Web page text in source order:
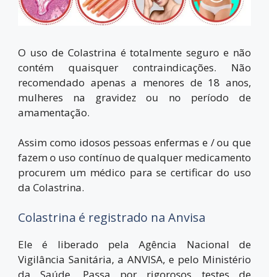
O uso de Colastrina é totalmente seguro e não
contém quaisquer contraindicações. Não
recomendado apenas a menores de 18 anos,
mulheres na gravidez ou no período de
amamentação.
Assim como idosos pessoas enfermas e / ou que
fazem o uso contínuo de qualquer medicamento
procurem um médico para se certificar do uso
da Colastrina.
Colastrina é registrado na Anvisa
Ele é liberado pela Agência Nacional de
Vigilância Sanitária, a ANVISA, e pelo Ministério
da Saúde . Passa por rigorosos testes de